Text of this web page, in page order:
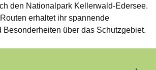
den Nationalpark Kellerwald-Edersee.
erhaltet ihr spannende
Besonderheiten über das Schutzgebiet.